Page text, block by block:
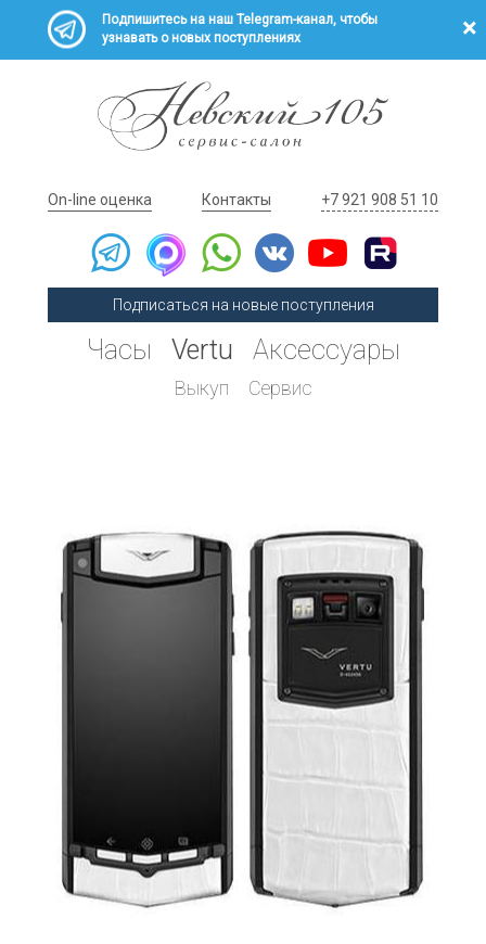
Подпишитесь на наш Telegram-канал, чтобы
узнавать о новых поступлениях
On-line оценка Контакты +7 921 908 51 10
Подписаться на новые поступления
Часы Vertu Аксессуары
Выкуп Сервис